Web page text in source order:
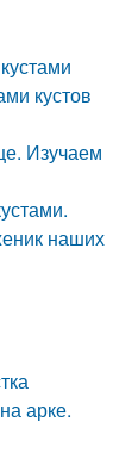
кустов
Изучаем
наших
арке.